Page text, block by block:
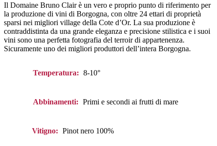
Il Domaine Bruno Clair è un vero e proprio punto di riferimento per
la produzione di vini di Borgogna, con oltre 24 ettari di proprietà
sparsi nei migliori village della Cote d’Or. La sua produzione è
contraddistinta da una grande eleganza e precisione stilistica e i suoi
vini sono una perfetta fotografia del terroir di appartenenza.
Sicuramente uno dei migliori produttori dell’intera Borgogna.
Temperatura: 8-10°
Abbinamenti: Primi e secondi ai frutti di mare
Vitigno: Pinot nero 100%